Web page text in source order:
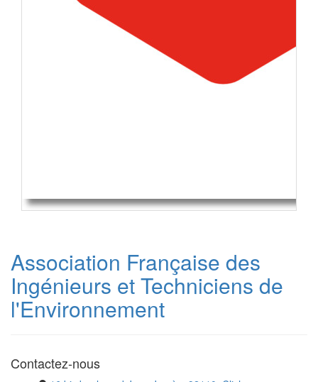
Association Française des
Ingénieurs et Techniciens de
l'Environnement
Contactez-nous